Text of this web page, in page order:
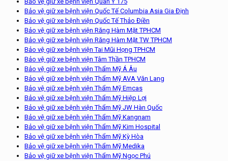
Bảo vệ giữ xe bệnh viện Quốc Tế Columbia Asia Gia Định
Bảo vệ giữ xe bệnh viện Quốc Tế Thảo Điền
Bảo vệ giữ xe bệnh viện Răng Hàm Mặt TPHCM
Bảo vệ giữ xe bệnh viện Răng Hàm Mặt TW TPHCM
Bảo vệ giữ xe bệnh viện Tai Mũi Họng TPHCM
Bảo vệ giữ xe bệnh viện Tâm Thần TPHCM
Bảo vệ giữ xe bệnh viện Thẩm Mỹ Á Âu
Bảo vệ giữ xe bệnh viện Thẩm Mỹ AVA Văn Lang
Bảo vệ giữ xe bệnh viện Thẩm Mỹ Emcas
Bảo vệ giữ xe bệnh viện Thẩm Mỹ Hiệp Lợi
Bảo vệ giữ xe bệnh viện Thẩm Mỹ JW Hàn Quốc
Bảo vệ giữ xe bệnh viện Thẩm Mỹ Kangnam
Bảo vệ giữ xe bệnh viện Thẩm Mỹ Kim Hospital
Bảo vệ giữ xe bệnh viện Thẩm Mỹ Kỳ Hòa
Bảo vệ giữ xe bệnh viện Thẩm Mỹ Medika
Bảo vệ giữ xe bệnh viện Thẩm Mỹ Ngọc Phú